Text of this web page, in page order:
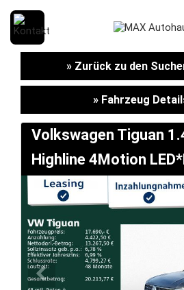
SCHNELLEINSTIEG
KONTAKT/ANFAHRT
SERVICETERMIN
AKTIONEN
» Zurück zu den
» Fahrzeug
Volkswagen Tiguan
Highline 4Motion